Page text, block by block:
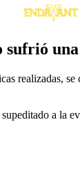
realizadas,
a la